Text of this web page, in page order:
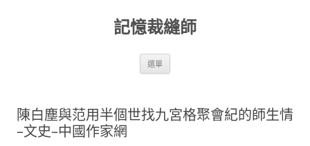
記憶裁縫師
選單
陳白塵與范用半個世找九宮格聚會紀的師生情
–文史–中國作家網